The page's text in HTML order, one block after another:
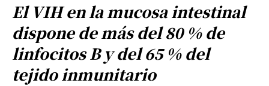
El VIH en la mucosa intestinal
dispone de más del 80 % de
linfocitos B y del 65 % del
tejido inmunitario